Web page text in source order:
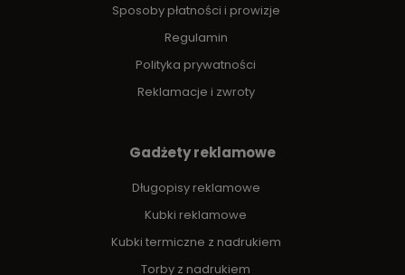
Sposoby płatności i prowizje
Regulamin
Polityka prywatności
Reklamacje i zwroty
Gadżety reklamowe
Długopisy reklamowe
Kubki reklamowe
Kubki termiczne z nadrukiem
Torby z nadrukiem